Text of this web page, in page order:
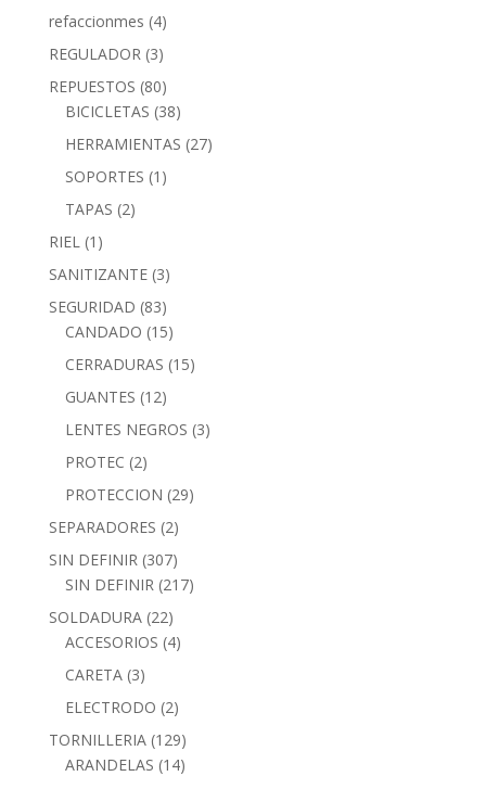
refaccionmes (4)
REGULADOR (3)
REPUESTOS (80)
BICICLETAS (38)
HERRAMIENTAS (27)
SOPORTES (1)
TAPAS (2)
RIEL (1)
SANITIZANTE (3)
SEGURIDAD (83)
CANDADO (15)
CERRADURAS (15)
GUANTES (12)
LENTES NEGROS (3)
PROTEC (2)
PROTECCION (29)
SEPARADORES (2)
SIN DEFINIR (307)
SIN DEFINIR (217)
SOLDADURA (22)
ACCESORIOS (4)
CARETA (3)
ELECTRODO (2)
TORNILLERIA (129)
ARANDELAS (14)